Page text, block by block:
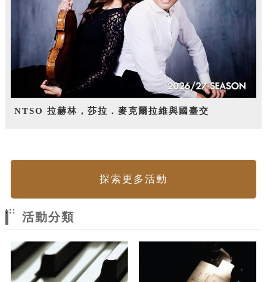
NTSO 拉赫林，莎拉．麥克爾拉維與國臺交
探索更多活動
:::
活動分類